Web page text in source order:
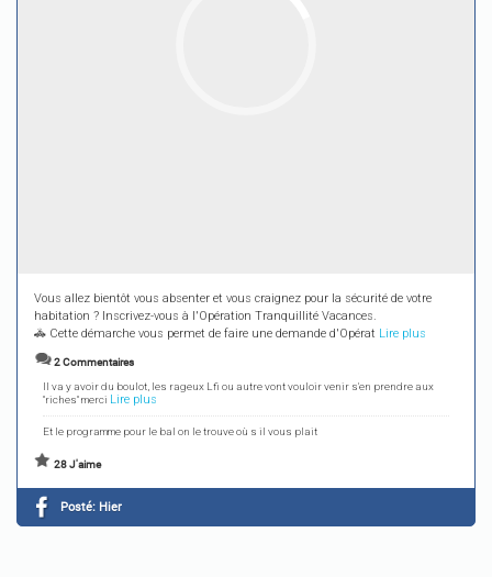
Vous allez bientôt vous absenter et vous craignez pour la sécurité de votre
habitation ? Inscrivez-vous à l'Opération Tranquillité Vacances.
🚓 Cette démarche vous permet de faire une demande d'Opérat Lire plus
2 Commentaires
Il va y avoir du boulot, les rageux Lfi ou autre vont vouloir venir s'en prendre aux
"riches" merci Lire plus
Et le programme pour le bal on le trouve où s il vous plait
28 J'aime
Posté: Hier